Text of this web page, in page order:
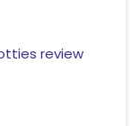
review